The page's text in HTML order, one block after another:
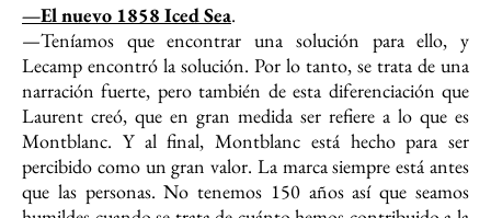
—El nuevo 1858 Iced Sea.
—Teníamos que encontrar una solución para ello, y
Lecamp encontró la solución. Por lo tanto, se trata de una
narración fuerte, pero también de esta diferenciación que
Laurent creó, que en gran medida ser refiere a lo que es
Montblanc. Y al final, Montblanc está hecho para ser
percibido como un gran valor. La marca siempre está antes
que las personas. No tenemos 150 años así que seamos